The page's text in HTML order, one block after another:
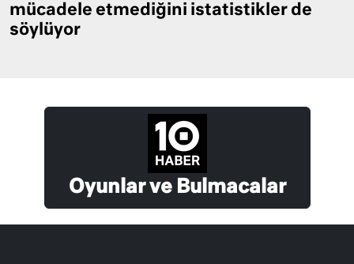
mücadele etmediğini istatistikler de
söylüyor
Oyunlar ve Bulmacalar